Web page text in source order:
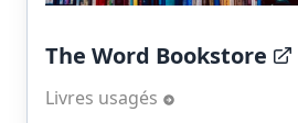
The Word Bookstore
Livres usagés